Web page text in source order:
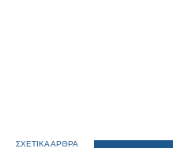
ΣΧΕΤΙΚΑ ΑΡΘΡΑ